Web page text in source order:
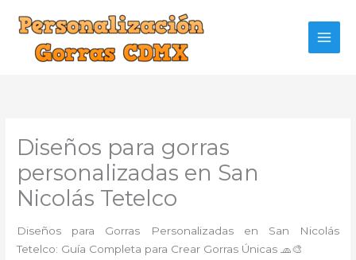
contenido
Diseños para gorras
personalizadas en San
Nicolás Tetelco
Diseños para Gorras Personalizadas en San Nicolás
Tetelco: Guía Completa para Crear Gorras Únicas 🧢🎨